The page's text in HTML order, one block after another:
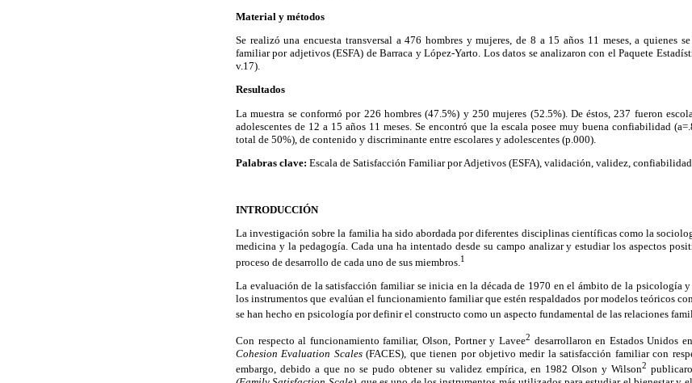
Material y métodos
Se realizó una encuesta transversal a 476 hombres y mujeres, de 8 a 15 años 11 meses, a quienes
familiar por adjetivos (ESFA) de Barraca y López-Yarto. Los datos se analizaron con el Paquete
v.17).
Resultados
La muestra se conformó por 226 hombres (47.5%) y 250 mujeres (52.5%). De éstos, 237 fueron
adolescentes de 12 a 15 años 11 meses. Se encontró que la escala posee muy buena confiabilidad
total de 50%), de contenido y discriminante entre escolares y adolescentes (p.000).
Palabras clave: Escala de Satisfacción Familiar por Adjetivos (ESFA), validación, validez,
INTRODUCCIÓN
La investigación sobre la familia ha sido abordada por diferentes disciplinas científicas como la
medicina y la pedagogía. Cada una ha intentado desde su campo analizar y estudiar los aspectos
proceso de desarrollo de cada uno de sus miembros. 1
La evaluación de la satisfacción familiar se inicia en la década de 1970 en el ámbito de la psicología
los instrumentos que evalúan el funcionamiento familiar que estén respaldados por modelos teóricos
se han hecho en psicología por definir el constructo como un aspecto fundamental de las relaciones
Con respecto al funcionamiento familiar, Olson, Portner y Lavee2 desarrollaron en Estados Unidos
Cohesion Evaluation Scales(FACES), que tienen por objetivo medir la satisfacción familiar con
embargo, debido a que no se pudo obtener su validez empírica, en 1982 Olson y Wilson2